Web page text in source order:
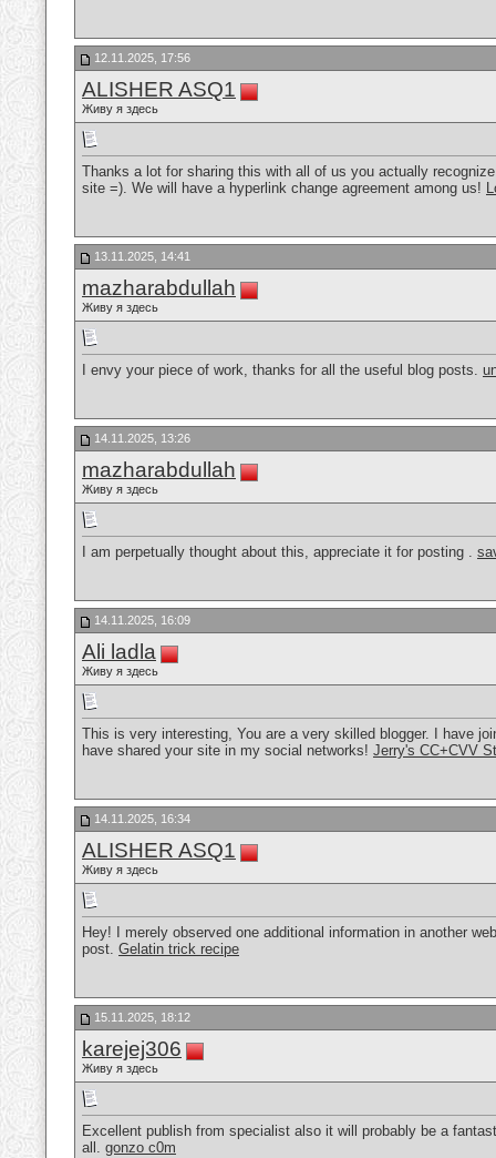
12.11.2025, 17:56
ALISHER ASQ1
Живу я здесь
Thanks a lot for sharing this with all of us you actually
site =). We will have a hyperlink change agreement among us!
13.11.2025, 14:41
mazharabdullah
Живу я здесь
I envy your piece of work, thanks for all the useful blog posts.
14.11.2025, 13:26
mazharabdullah
Живу я здесь
I am perpetually thought about this, appreciate it for posting .
14.11.2025, 16:09
Ali ladla
Живу я здесь
This is very interesting, You are a very skilled blogger. I have
have shared your site in my social networks! Jerry's CC+CVV
14.11.2025, 16:34
ALISHER ASQ1
Живу я здесь
Hey! I merely observed one additional information in another
post. Gelatin trick recipe
15.11.2025, 18:12
karejej306
Живу я здесь
Excellent publish from specialist also it will probably be a
all. gonzo c0m